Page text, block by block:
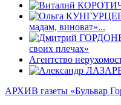
мадам, виноват»...
своих плечах»
Агентство
АРХИВ газеты «Бульвар